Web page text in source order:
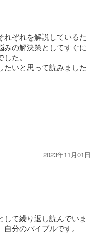
ぞれを解説しているた
の解決策としてすぐに
た。
いと思って読みました
く、クヨクヨしがちで
のことの原因なんて、も
変わるしかない。もし
て、今の自分に出来る
未来を築くために大切
2023年11月01日
て繰り返し読んでいま
分のバイブルです。